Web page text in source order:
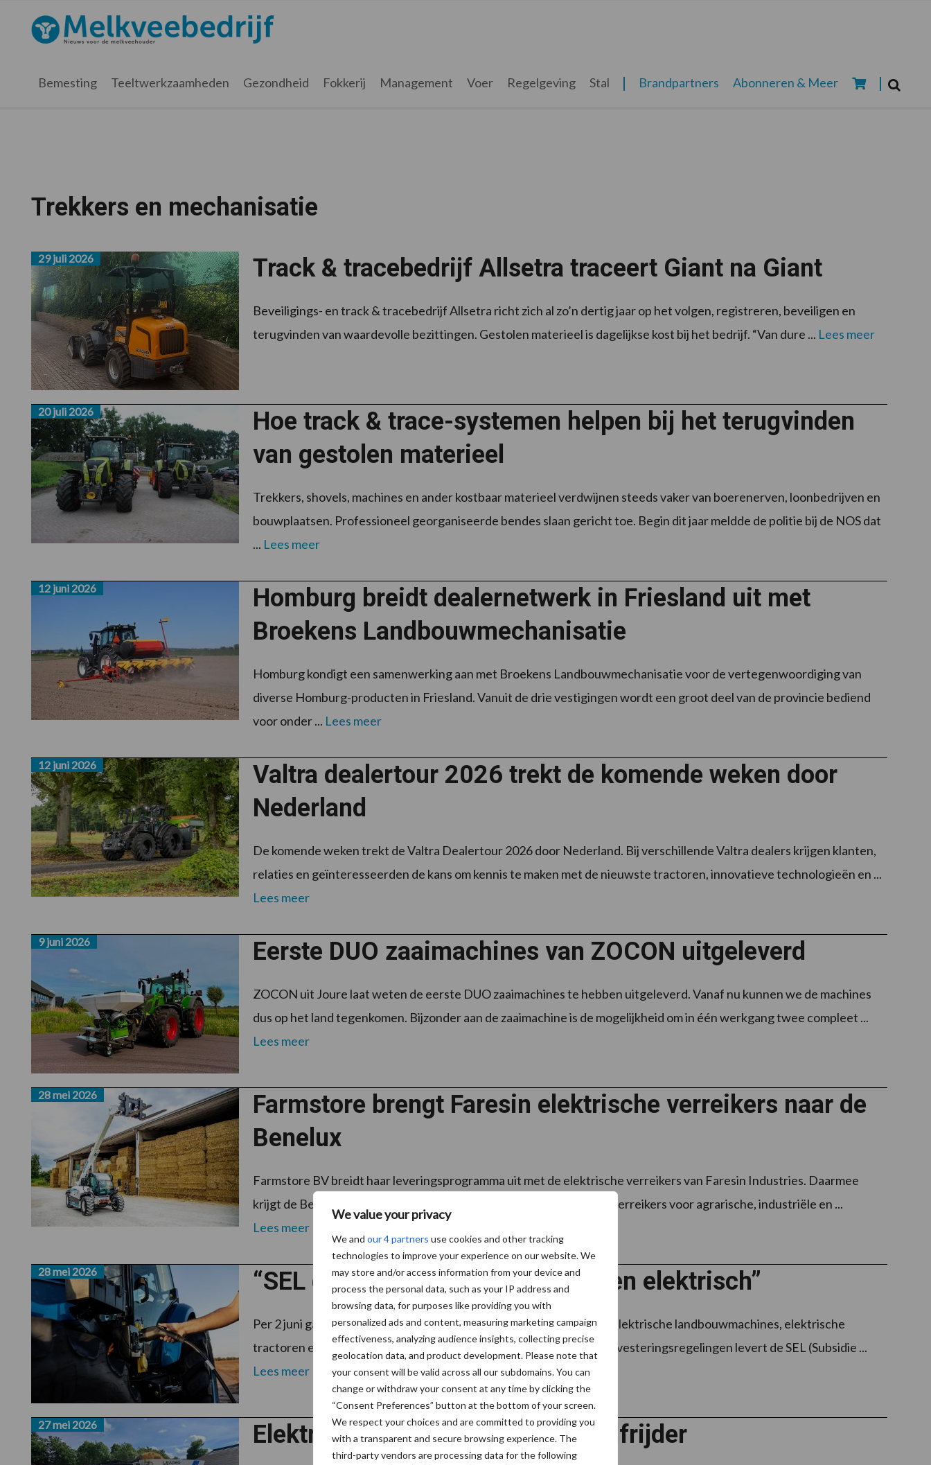
We value your privacy
We and our 4 partners use cookies and other tracking
technologies to improve your experience on our website. We
may store and/or access information from your device and
process the personal data, such as your IP address and
browsing data, for purposes like providing you with
personalized ads and content, measuring marketing campaign
effectiveness, analyzing audience insights, collecting precise
geolocation data, and product development. Please note that
your consent will be valid across all our subdomains. You can
change or withdraw your consent at any time by clicking the
“Consent Preferences” button at the bottom of your screen.
We respect your choices and are committed to providing you
with a transparent and secure browsing experience. The
third-party vendors are processing data for the following
hoofdnavigatie
hoofd
voettekst
Melkveebedrijf.nl
Bemesting Teeltwerkzaamheden Gezondheid Fokkerij Management Voer Regelgeving Stal Brandpartners Abonneren & Meer
Trekkers en mechanisatie
Track & tracebedrijf Allsetra traceert Giant na Giant
29 juli 2026
Beveiligings- en track & tracebedrijf Allsetra richt zich al zo’n dertig jaar op het volgen, registreren, beveiligen en
terugvinden van waardevolle bezittingen. Gestolen materieel is dagelijkse kost bij het bedrijf. “Van dure ... Lees meer
Hoe track & trace-systemen helpen bij het terugvinden
van gestolen materieel
20 juli 2026
Trekkers, shovels, machines en ander kostbaar materieel verdwijnen steeds vaker van boerenerven, loonbedrijven en
bouwplaatsen. Professioneel georganiseerde bendes slaan gericht toe. Begin dit jaar meldde de politie bij de NOS dat
... Lees meer
Homburg breidt dealernetwerk in Friesland uit met
Broekens Landbouwmechanisatie
12 juni 2026
Homburg kondigt een samenwerking aan met Broekens Landbouwmechanisatie voor de vertegenwoordiging van
diverse Homburg-producten in Friesland. Vanuit de drie vestigingen wordt een groot deel van de provincie bediend
voor onder ... Lees meer
Valtra dealertour 2026 trekt de komende weken door
Nederland
12 juni 2026
De komende weken trekt de Valtra Dealertour 2026 door Nederland. Bij verschillende Valtra dealers krijgen klanten,
relaties en geïnteresseerden de kans om kennis te maken met de nieuwste tractoren, innovatieve technologieën en ...
Lees meer
Eerste DUO zaaimachines van ZOCON uitgeleverd
9 juni 2026
ZOCON uit Joure laat weten de eerste DUO zaaimachines te hebben uitgeleverd. Vanaf nu kunnen we de machines
dus op het land tegenkomen. Bijzonder aan de zaaimachine is de mogelijkheid om in één werkgang twee compleet ...
Lees meer
Farmstore brengt Faresin elektrische verreikers naar de
Benelux
28 mei 2026
Farmstore BV breidt haar leveringsprogramma uit met de elektrische verreikers van Faresin Industries. Daarmee
krijgt de Benelux-markt toegang tot een reeks volledig elektrische verreikers voor agrarische, industriële en ...
Lees meer
“SEL dicht het gat tussen diesel en elektrisch”
28 mei 2026
Per 2 juni gaat een nieuwe subsidie open voor het aanschaffen van elektrische landbouwmachines, elektrische
tractoren en bijbehorende snellaadstations. Anders dan bij fiscale investeringsregelingen levert de SEL (Subsidie ...
Lees meer
Elektrisch voeren met Faresin zelfrijder
27 mei 2026